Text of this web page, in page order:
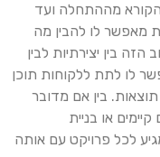
מההתחלה ועד
מאפשר לו להבין מה
בין יצירתיות לבין
לו לתת ללקוחות תוכן
בין אם מדובר
או בניית
לכל פרויקט עם אותה